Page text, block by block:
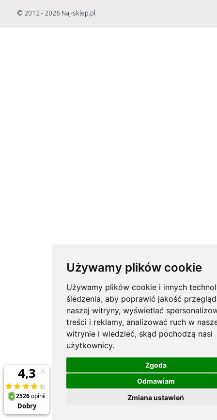
Używamy plików cookie
Używamy plików cookie i innych
śledzenia, aby poprawić jakość
naszej witryny, wyświetlać
treści i reklamy, analizować ruch w
witrynie i wiedzieć, skąd pochodzą nasi
użytkownicy.
Zgoda
Odmawiam
Zmiana ustawień
© 2012 - 2026 Naj-sklep.pl